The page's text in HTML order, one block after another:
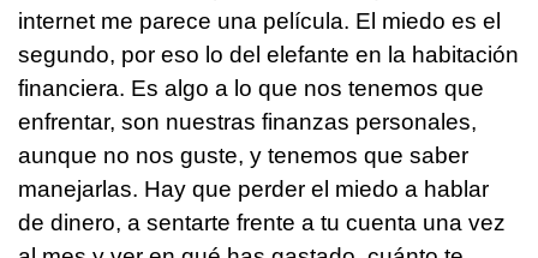
internet me parece una película. El miedo es el
segundo, por eso lo del elefante en la habitación
financiera. Es algo a lo que nos tenemos que
enfrentar, son nuestras finanzas personales,
aunque no nos guste, y tenemos que saber
manejarlas. Hay que perder el miedo a hablar
de dinero, a sentarte frente a tu cuenta una vez